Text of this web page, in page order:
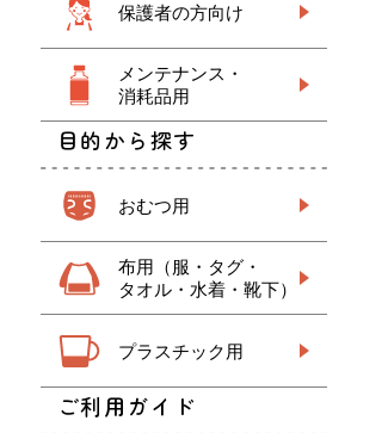
保護者の方向け
メンテナンス・
消耗品用
目的から探す
おむつ用
布用（服・タグ・
タオル・水着・靴下）
プラスチック用
ご利用ガイド